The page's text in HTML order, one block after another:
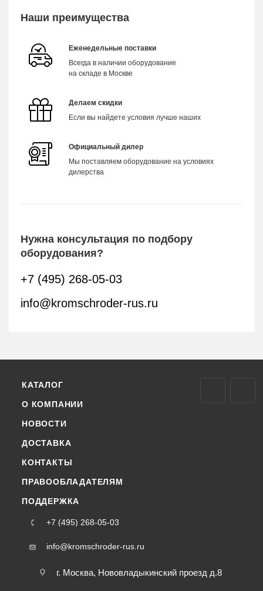
Наши преимущества
Еженедельные поставки
Всегда в наличии оборудование
на складе в Москве
Делаем скидки
Если вы найдете условия лучше наших
Официальный дилер
Мы поставляем оборудование на условиях
дилерства
Нужна консультация по подбору
оборудования?
+7 (495) 268-05-03
info@kromschroder-rus.ru
КАТАЛОГ
О КОМПАНИИ
НОВОСТИ
ДОСТАВКА
КОНТАКТЫ
ПРАВООБЛАДАТЕЛЯМ
ПОДДЕРЖКА
+7 (495) 268-05-03
info@kromschroder-rus.ru
г. Москва, Нововладыкинский проезд д.8